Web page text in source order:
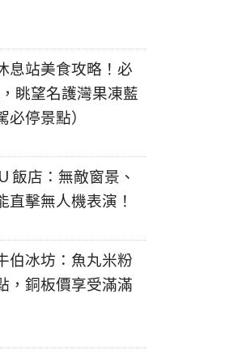
息站美食攻略！必
眺望名護灣果凍藍
停景點）
飯店：無敵窗景、
直擊無人機表演！
伯冰坊：魚丸米粉
，銅板價享受滿滿